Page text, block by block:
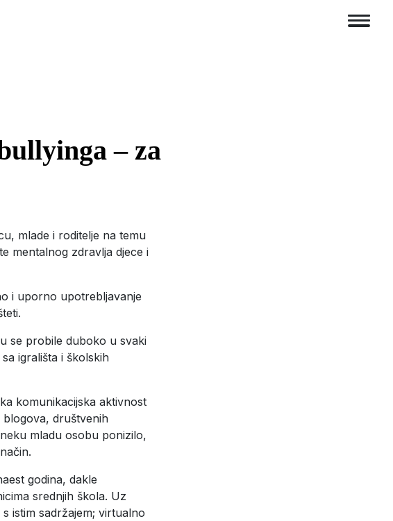
– za
mlade i roditelje na temu
mentalnog zdravlja djece i
i uporno upotrebljavanje
se probile duboko u svaki
igrališta i školskih
komunikacijska aktivnost
društvenih
mladu osobu ponizilo,
godina, dakle
srednjih škola. Uz
istim sadržajem; virtualno